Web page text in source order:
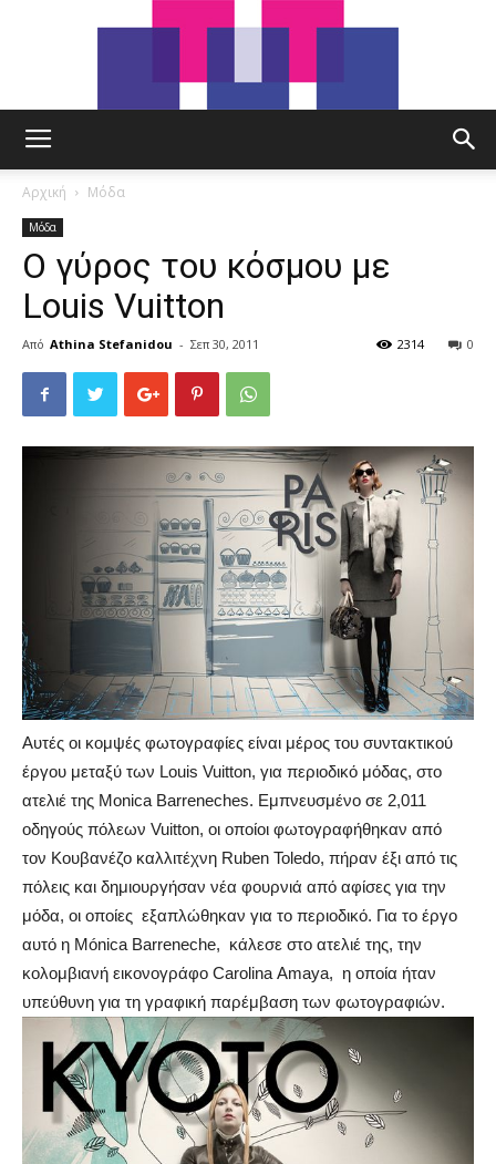
Αρχική Μόδα
Μόδα
Ο γύρος του κόσμου με
Louis Vuitton
Από Athina Stefanidou - Σεπ 30, 2011 0
2314
Αυτές οι κομψές φωτογραφίες είναι μέρος του συντακτικού
έργου μεταξύ των Louis Vuitton, για περιοδικό μόδας, στο
ατελιέ της Monica Barreneches. Εμπνευσμένο σε 2,011
οδηγούς πόλεων Vuitton, οι οποίοι φωτογραφήθηκαν από
τον Κουβανέζο καλλιτέχνη Ruben Toledo, πήραν έξι από τις
πόλεις και δημιουργήσαν νέα φουρνιά από αφίσες για την
μόδα, οι οποίες εξαπλώθηκαν για το περιοδικό. Για το έργο
αυτό η Mónica Barreneche, κάλεσε στο ατελιέ της, την
κολομβιανή εικονογράφο Carolina Amaya, η οποία ήταν
υπεύθυνη για τη γραφική παρέμβαση των φωτογραφιών.